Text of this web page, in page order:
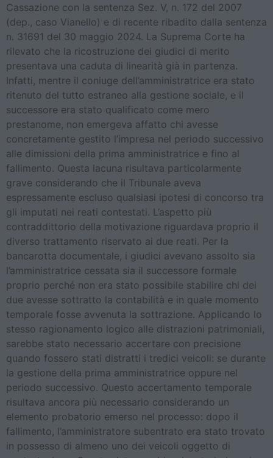
Cassazione con la sentenza Sez. V, n. 172 del 2007
(dep., caso Vianello) e di recente ribadito dalla sentenza
n. 31691 del 30 maggio 2024. La Suprema Corte ha
rilevato che la ricostruzione dei giudici di merito
presentava una caduta di linearità già in partenza.
Infatti, mentre il coniuge dell’amministratrice era stato
ritenuto del tutto estraneo alla gestione sociale, e il
successore era stato qualificato come mero
prestanome, non emergeva affatto chi avesse
concretamente gestito l’impresa nel periodo successivo
alle dimissioni della prima amministratrice e fino al
fallimento. Questa lacuna risultava particolarmente
grave considerando che il Tribunale aveva
espressamente escluso qualsiasi ipotesi di concorso tra
gli imputati nei reati contestati. L’aspetto più
contraddittorio della motivazione riguardava proprio il
diverso trattamento riservato ai due reati. Per la
bancarotta documentale, i giudici avevano assolto sia
l’amministratrice cessata sia il successore formale
proprio perché non era stato possibile stabilire chi dei
due avesse sottratto la contabilità e in quale momento
temporale fosse avvenuta la sottrazione. Applicando lo
stesso ragionamento logico alle distrazioni patrimoniali,
sarebbe stato necessario accertare con precisione
quando fossero stati distratti i tredici veicoli: se durante
la gestione della prima amministratrice oppure nel
periodo successivo. Questo accertamento temporale
risultava ancora più necessario considerando un
elemento probatorio emerso nel processo: dopo il
fallimento, l’amministratore subentrato era stato trovato
in possesso di almeno uno dei veicoli oggetto di